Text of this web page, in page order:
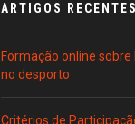
ARTIGOS RECENTES
Formação online
no desporto
Critérios de